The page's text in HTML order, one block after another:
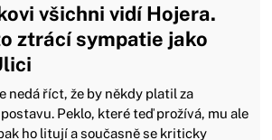
všichni vidí Hojera.
ztrácí sympatie jako
nedá říct, že by někdy platil za
Peklo, které teď prožívá, mu ale
ho litují a současně se kriticky